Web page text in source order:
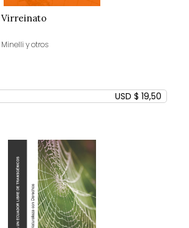
Virreinato
y otros
USD $ 19,50